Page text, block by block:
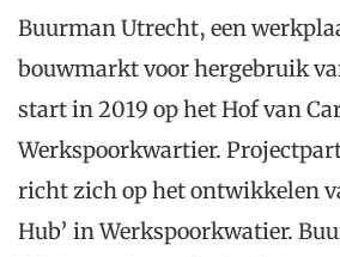
Buurman Utrecht, een
bouwmarkt voor hergebruik
start in 2019 op het Hof van
Werkspoorkwartier.
richt zich op het ontwikkelen
Hub’ in Werkspoorkwatier.